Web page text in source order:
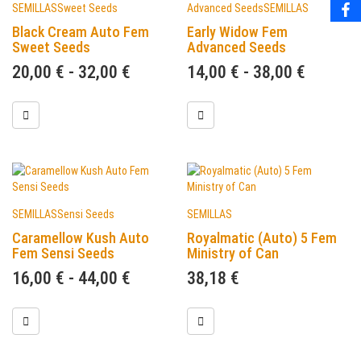
SEMILLASSweet Seeds
Black Cream Auto Fem
Sweet Seeds
20,00 € - 32,00 €
Advanced SeedsSEMILLAS
Early Widow Fem
Advanced Seeds
14,00 € - 38,00 €
SEMILLASSensi Seeds
Caramellow Kush Auto
Fem Sensi Seeds
16,00 € - 44,00 €
SEMILLAS
Royalmatic (Auto) 5 Fem
Ministry of Can
38,18 €